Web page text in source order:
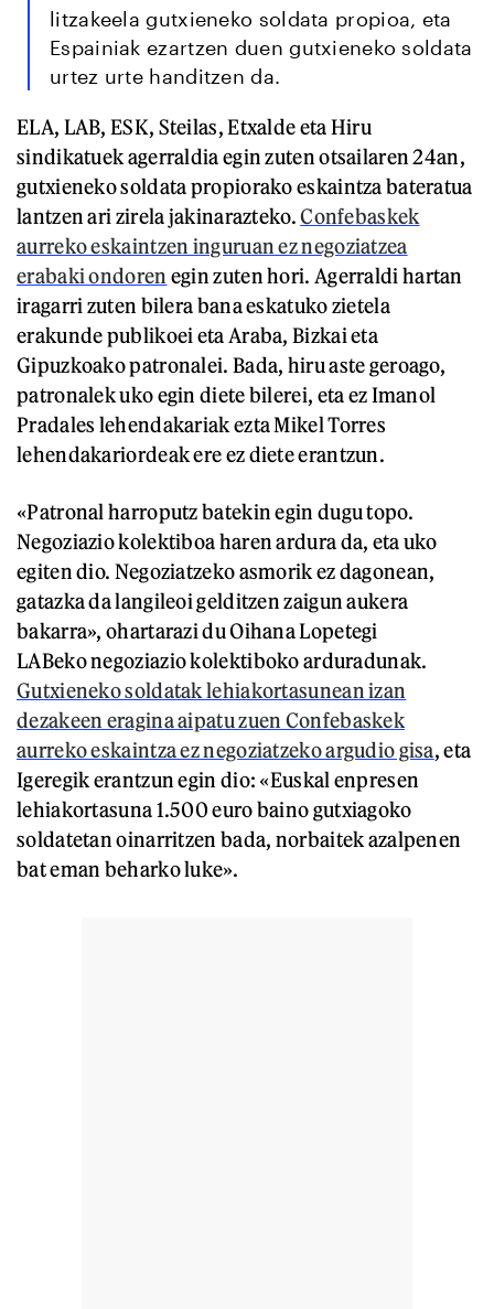
litzakeela gutxieneko soldata propioa, eta
Espainiak ezartzen duen gutxieneko soldata
urtez urte handitzen da.
ELA, LAB, ESK, Steilas, Etxalde eta Hiru
sindikatuek agerraldia egin zuten otsailaren 24an,
gutxieneko soldata propiorako eskaintza bateratua
lantzen ari zirela jakinarazteko.Confebaskek
aurreko eskaintzen inguruan ez negoziatzea
erabaki ondoren egin zuten hori. Agerraldi hartan
iragarri zuten bilera bana eskatuko zietela
erakunde publikoei eta Araba, Bizkai eta
Gipuzkoako patronalei. Bada, hiru aste geroago,
patronalek uko egin diete bilerei, eta ez Imanol
Pradales lehendakariak ezta Mikel Torres
lehendakariordeak ere ez diete erantzun.
«Patronal harroputz batekin egin dugu topo.
Negoziazio kolektiboa haren ardura da, eta uko
egiten dio. Negoziatzeko asmorik ez dagonean,
gatazka da langileoi gelditzen zaigun aukera
bakarra», ohartarazi du Oihana Lopetegi
LABeko negoziazio kolektiboko arduradunak.
Gutxieneko soldatak lehiakortasunean izan
dezakeen eragina aipatu zuen Confebaskek
aurreko eskaintza ez negoziatzeko argudio gisa, eta
Igeregik erantzun egin dio: «Euskal enpresen
lehiakortasuna 1.500 euro baino gutxiagoko
soldatetan oinarritzen bada, norbaitek azalpenen
bat eman beharko luke».